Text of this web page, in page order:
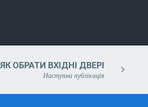
ЯК ОБРАТИ ВХІДНІ ДВЕРІ
Наступна публікація